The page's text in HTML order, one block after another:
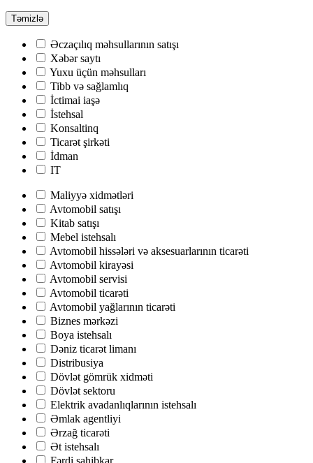
Təmizlə
Əczaçılıq məhsullarının satışı
Хəbər saytı
Yuxu üçün məhsulları
Tibb və sağlamlıq
İctimai iaşə
İstehsal
Konsaltinq
Ticarət şirkəti
İdman
IT
Maliyyə xidmətləri
Avtomobil satışı
Kitab satışı
Mebel istehsalı
Avtomobil hissələri və aksesuarlarının ticarəti
Avtomobil kirayəsi
Avtomobil servisi
Avtomobil ticarəti
Avtomobil yağlarının ticarəti
Biznes mərkəzi
Boya istehsalı
Dəniz ticarət limanı
Distribusiya
Dövlət gömrük xidməti
Dövlət sektoru
Elektrik avadanlıqlarının istehsalı
Əmlak agentliyi
Ərzağ ticarəti
Ət istehsalı
Fərdi sahibkar